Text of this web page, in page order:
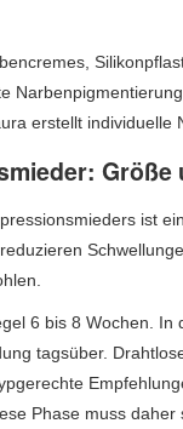
erstellt
Größe
ist
6 bis 8 Wochen.
tagsüber.
Phase muss daher